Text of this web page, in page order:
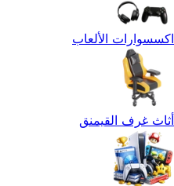
اكسسوارات الألعاب
أثاث غرف القيمنق